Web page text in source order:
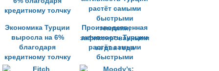
Экономика Турции
выросла на 6%
благодаря
кредитному толчку
Производственная
активность Турции
растёт самыми
быстрыми
темпами,